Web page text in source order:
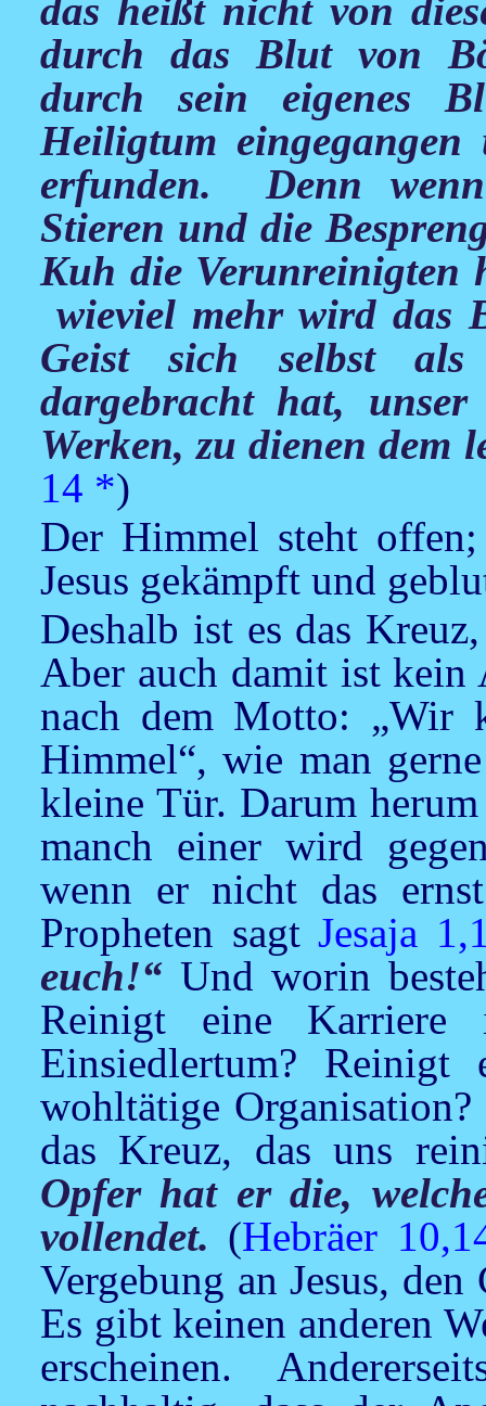
das heißt nicht von
durch das Blut von
durch sein eigenes
Heiligtum
erfunden. Denn
Stieren und die
Kuh die Verunreinigten
wieviel mehr wird das
Geist sich selbst
dargebracht hat,
Werken, zu dienen dem
14 *)
Der Himmel steht
Jesus gekämpft und
Deshalb ist es das
Aber auch damit ist kein
nach dem Motto: „Wir
Himmel“, wie man
kleine Tür. Darum
manch einer wird
wenn er nicht das
Propheten sagtJesaja
euch!“ Und worin
Reinigt eine
Einsiedlertum? Reinigt
wohltätige
das Kreuz, das uns
Opfer hat er die,
vollendet. (Hebräer
Vergebung anJesus, den
Es gibt keinen anderen
erscheinen.